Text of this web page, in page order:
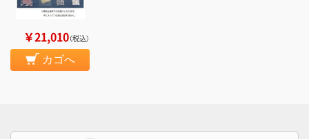
￥21,010（税込）
カゴへ